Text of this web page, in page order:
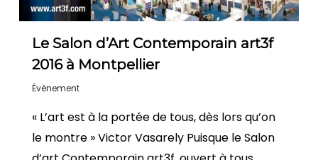
Le Salon d’Art Contemporain art3f
2016 à Montpellier
Évènement
« L’art est à la portée de tous, dès lors qu’on
le montre » Victor Vasarely Puisque le Salon